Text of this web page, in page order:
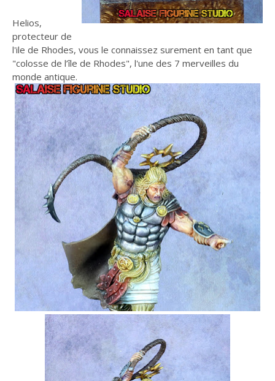
Helios,
protecteur de
l'ile de Rhodes, vous le connaissez surement en tant que
"colosse de l’île de Rhodes", l'une des 7 merveilles du
monde antique.